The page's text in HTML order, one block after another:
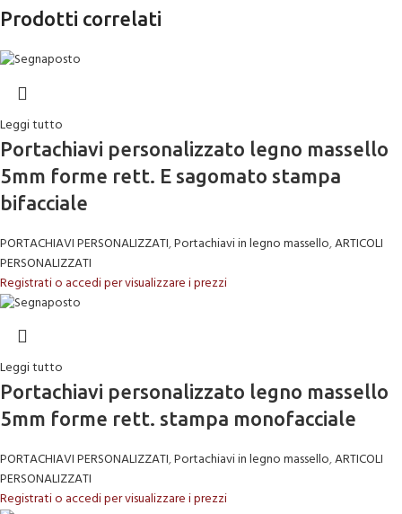
Prodotti correlati
Leggi tutto
Portachiavi personalizzato legno massello
5mm forme rett. E sagomato stampa
bifacciale
PORTACHIAVI PERSONALIZZATI,Portachiavi in legno massello,ARTICOLI
PERSONALIZZATI
Registrati o accedi per visualizzare i prezzi
Leggi tutto
Portachiavi personalizzato legno massello
5mm forme rett. stampa monofacciale
PORTACHIAVI PERSONALIZZATI,Portachiavi in legno massello,ARTICOLI
PERSONALIZZATI
Registrati o accedi per visualizzare i prezzi